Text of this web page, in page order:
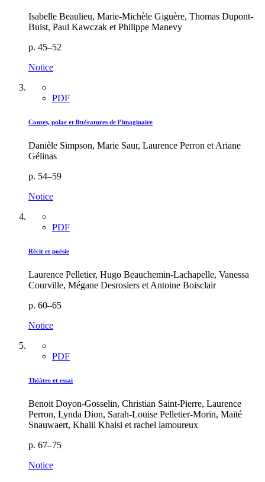
Isabelle Beaulieu, Marie-Michèle Giguère, Thomas Dupont-
Buist, Paul Kawczak et Philippe Manevy
p. 45–52
Notice
PDF
Contes, polar et littératures de l’imaginaire
Danièle Simpson, Marie Saur, Laurence Perron et Ariane
Gélinas
p. 54–59
Notice
PDF
Récit et poésie
Laurence Pelletier, Hugo Beauchemin-Lachapelle, Vanessa
Courville, Mégane Desrosiers et Antoine Boisclair
p. 60–65
Notice
PDF
Théâtre et essai
Benoit Doyon-Gosselin, Christian Saint-Pierre, Laurence
Perron, Lynda Dion, Sarah-Louise Pelletier-Morin, Maïté
Snauwaert, Khalil Khalsi et rachel lamoureux
p. 67–75
Notice